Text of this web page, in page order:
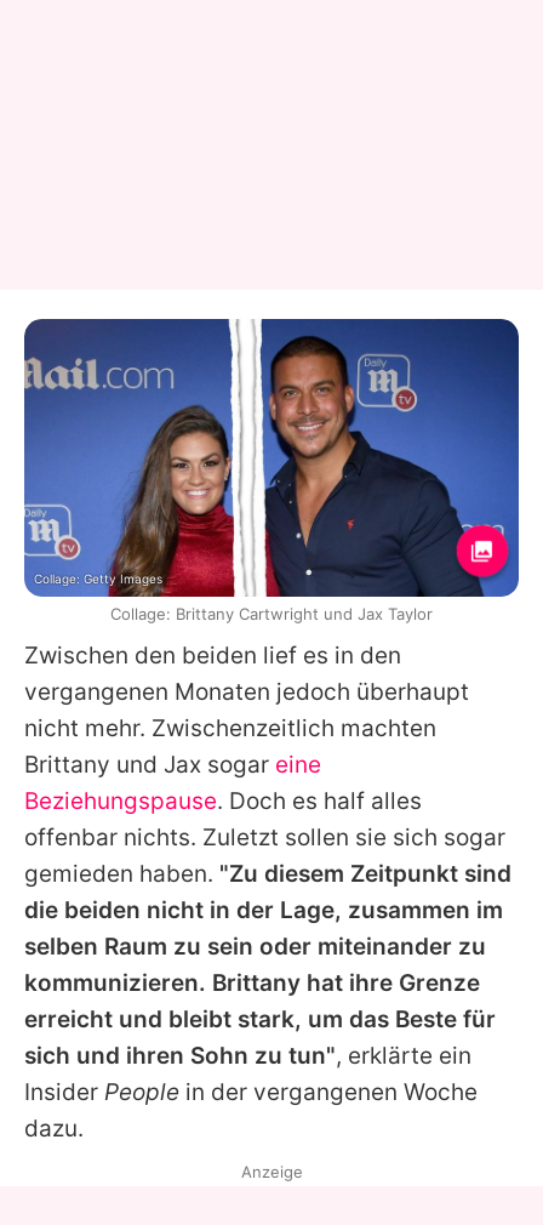
Zwischen den beiden lief es in den
vergangenen Monaten jedoch überhaupt
nicht mehr. Zwischenzeitlich machten
Brittany und Jax sogar eine
Beziehungspause. Doch es half alles
offenbar nichts. Zuletzt sollen sie sich sogar
gemieden haben. "Zu diesem Zeitpunkt sind
die beiden nicht in der Lage, zusammen im
selben Raum zu sein oder miteinander zu
kommunizieren. Brittany hat ihre Grenze
erreicht und bleibt stark, um das Beste für
sich und ihren Sohn zu tun", erklärte ein
Insider People in der vergangenen Woche
dazu.
Collage: Getty Images
Collage: Brittany Cartwright und Jax Taylor
Anzeige